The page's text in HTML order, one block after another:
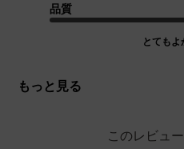
品質
とてもよ
もっと見る
このレビュ